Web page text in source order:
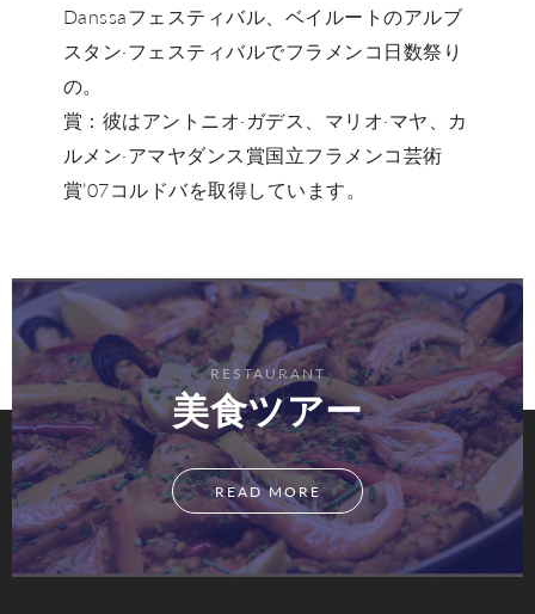
Danssaフェスティバル、ベイルートのアルブ
スタン·フェスティバルでフラメンコ日数祭り
の。
賞：彼はアントニオ·ガデス、マリオ·マヤ、カ
ルメン·アマヤダンス賞国立フラメンコ芸術
賞’07コルドバを取得しています。
RESTAURANT
美食ツアー
READ MORE